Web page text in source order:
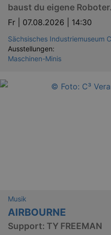
baust du eigene Roboter.
Fr | 07.08.2026 | 14:30
Sächsisches Industriemuseum
Ausstellungen:
Maschinen-Minis
Musik
AIRBOURNE
Support: TY FREEMAN